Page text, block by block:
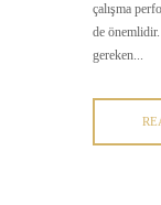
çalışma
de
gereken...